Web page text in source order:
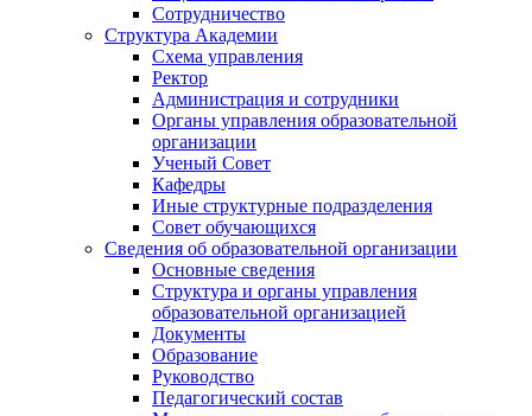
Сотрудничество
Структура Академии
Схема управления
Ректор
Администрация и сотрудники
Органы управления образовательной
организации
Ученый Совет
Кафедры
Иные структурные подразделения
Совет обучающихся
Сведения об образовательной организации
Основные сведения
Структура и органы управления
образовательной организацией
Документы
Образование
Руководство
Педагогический состав